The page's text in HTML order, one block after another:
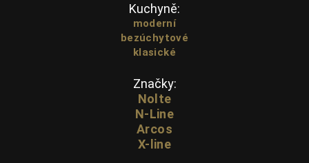
Kuchyně:
moderní
bezúchytové
klasické
Značky:
Nolte
N-Line
Arcos
X-line